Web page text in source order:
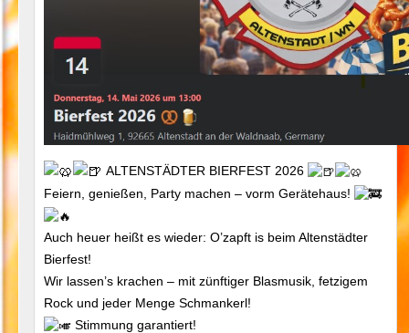
ALTENSTÄDTER BIERFEST 2026
Feiern, genießen, Party machen – vorm Gerätehaus!
Auch heuer heißt es wieder: O’zapft is beim Altenstädter
Bierfest!
Wir lassen’s krachen – mit zünftiger Blasmusik, fetzigem
Rock und jeder Menge Schmankerl!
Stimmung garantiert!